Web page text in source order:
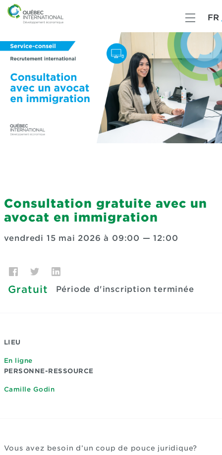
FR
Consultation gratuite avec un
avocat en immigration
vendredi 15 mai 2026 à 09:00 —12:00
Gratuit Période d'inscription terminée
LIEU
En ligne
PERSONNE-RESSOURCE
Camille Godin
Vous avez besoin d’un coup de pouce juridique?